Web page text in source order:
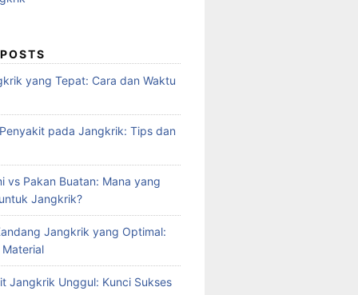
yang Tepat: Cara dan Waktu
pada Jangkrik: Tips dan
vs Pakan Buatan: Mana yang
Jangkrik?
Jangkrik yang Optimal:
Jangkrik Unggul: Kunci Sukses